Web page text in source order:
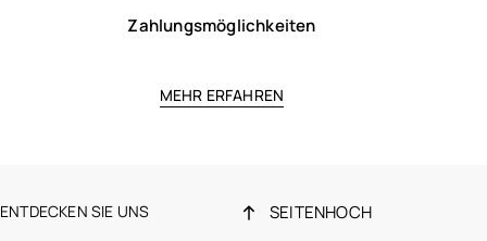
Zahlungsmöglichkeiten
MEHR ERFAHREN
ENTDECKEN SIE UNS SEITENHOCH